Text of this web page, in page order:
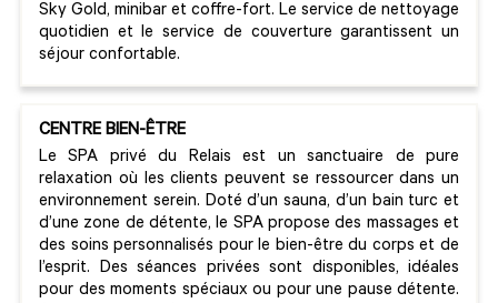
Sky Gold, minibar et coffre-fort. Le service de nettoyage
quotidien et le service de couverture garantissent un
séjour confortable.
CENTRE BIEN-ÊTRE
Le SPA privé du Relais est un sanctuaire de pure
relaxation où les clients peuvent se ressourcer dans un
environnement serein. Doté d’un sauna, d’un bain turc et
d’une zone de détente, le SPA propose des massages et
des soins personnalisés pour le bien-être du corps et de
l’esprit. Des séances privées sont disponibles, idéales
pour des moments spéciaux ou pour une pause détente.